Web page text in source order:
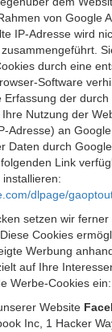
von Google
IP-Adresse wird
durch eine
Software
Erfassung der durch
Nutzung der
Adresse) an
Daten durch
Link
dlpage/
setzen wir ferner
Cookies
Werbung
auf Ihre
Werbe-Cookies ein:
Website
Inc, 1 Hacker